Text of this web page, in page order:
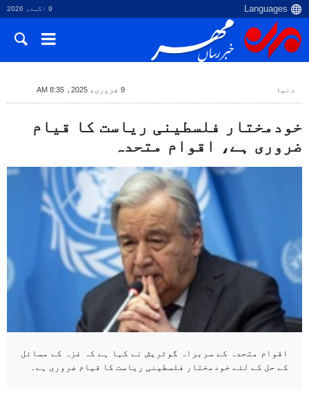
9 اگست، 2026
دنیا 9 فروری، 2025، 8:35 AM
خودمختار فلسطینی ریاست کا قیام
ضروری ہے، اقوام متحدہ
اقوام متحدہ کے سربراہ گوٹریش نے کہا ہے کہ غزہ کے مسائل
کے حل کے لئے خودمختار فلسطینی ریاست کا قیام ضروری ہے۔